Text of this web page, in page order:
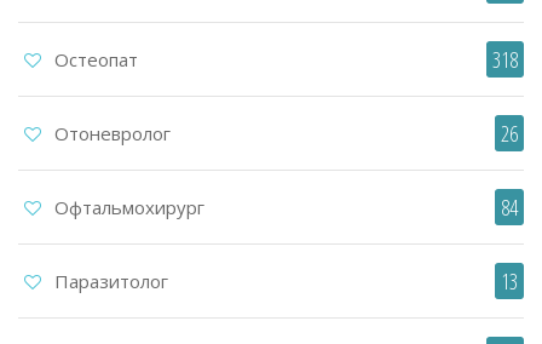
Остеопат 318
Отоневролог 26
Офтальмохирург 84
Паразитолог 13